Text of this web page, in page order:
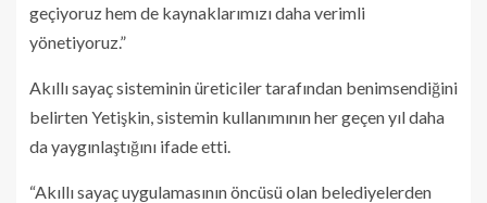
geçiyoruz hem de kaynaklarımızı daha verimli
yönetiyoruz.”
Akıllı sayaç sisteminin üreticiler tarafından benimsendiğini
belirten Yetişkin, sistemin kullanımının her geçen yıl daha
da yaygınlaştığını ifade etti.
“Akıllı sayaç uygulamasının öncüsü olan belediyelerden